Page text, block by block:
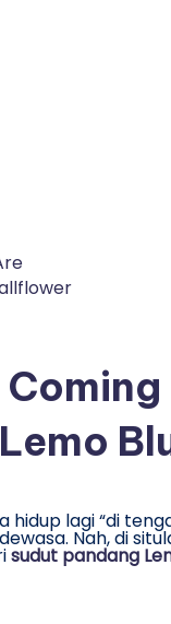
hidup lagi “di
Nah, di
sudut pandang